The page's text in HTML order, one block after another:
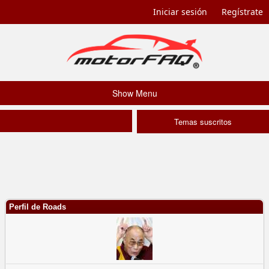
Iniciar sesión Regístrate
Show Menu
Temas suscritos
Perfil de Roads